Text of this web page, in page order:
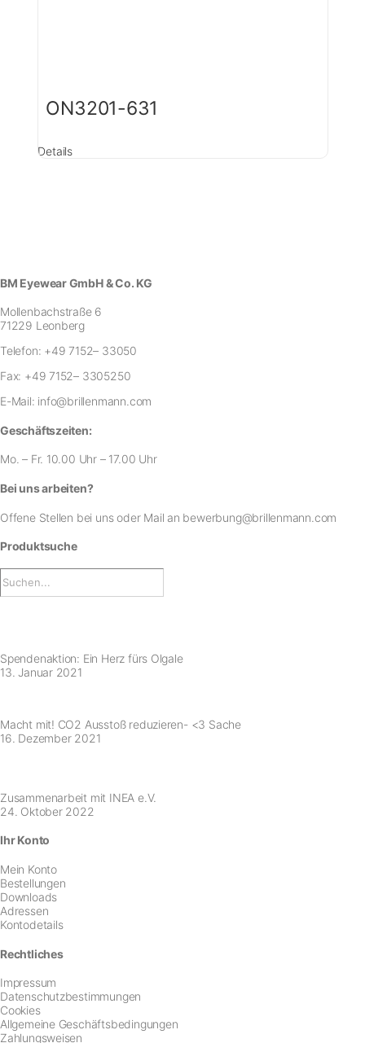
ON3201-631
Details
BM Eyewear GmbH & Co. KG
Mollenbachstraße 6
71229 Leonberg
Telefon: +49 7152– 33050
Fax: +49 7152– 3305250
E-Mail: info@brillenmann.com
Geschäftszeiten:
Mo. – Fr. 10.00 Uhr – 17.00 Uhr
Bei uns arbeiten?
Offene Stellen bei unsoder Mail an bewerbung@brillenmann.com
Produktsuche
Spendenaktion: Ein Herz fürs Olgale
13. Januar 2021
Macht mit! CO2 Ausstoß reduzieren- <3 Sache
16. Dezember 2021
Zusammenarbeit mit INEA e.V.
24. Oktober 2022
Ihr Konto
Mein Konto
Bestellungen
Downloads
Adressen
Kontodetails
Rechtliches
Impressum
Datenschutzbestimmungen
Cookies
Allgemeine Geschäftsbedingungen
Zahlungsweisen